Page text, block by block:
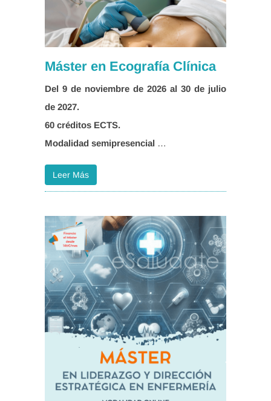
Máster en Ecografía Clínica
Del 9 de noviembre de 2026 al 30 de julio
Modalidad semipresencial …
Leer Más